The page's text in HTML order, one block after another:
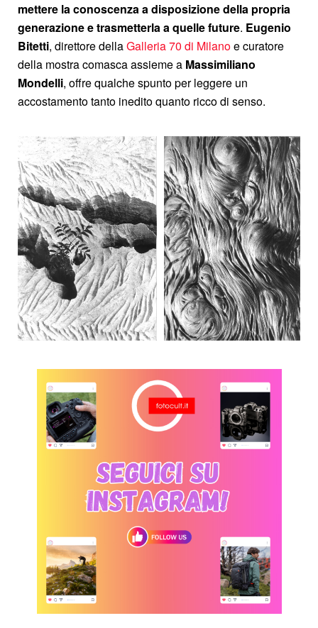
mettere la conoscenza a disposizione della propria
generazione e trasmetterla a quelle future. Eugenio
Bitetti, direttore dellaGalleria 70 di Milanoe curatore
della mostra comasca assieme a Massimiliano
Mondelli, offre qualche spunto per leggere un
accostamento tanto inedito quanto ricco di senso.